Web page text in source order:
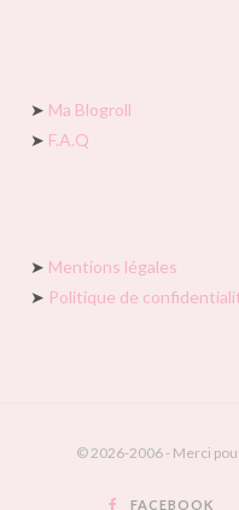
➤ Ma Blogroll
➤ F.A.Q
➤ Mentions légales
➤ Politique de
© 2026-2006 - Merci
FACEBOOK